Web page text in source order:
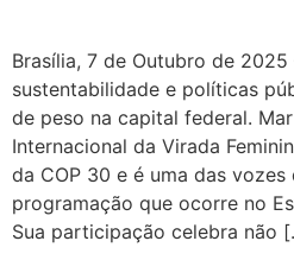
Brasília, 7 de Outubro de
sustentabilidade e políticas
de peso na capital federal.
Internacional da Virada
da COP 30 e é uma das vozes
programação que ocorre no
Sua participação celebra não